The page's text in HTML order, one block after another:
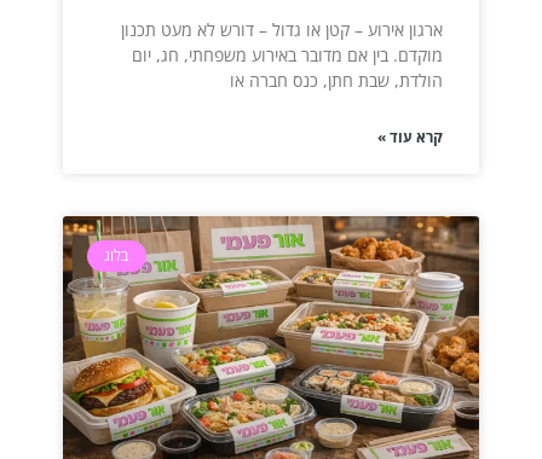
ארגון אירוע – קטן או גדול – דורש לא מעט תכנון
מוקדם. בין אם מדובר באירוע משפחתי, חג, יום
הולדת, שבת חתן, כנס חברה או
קרא עוד »
בלוג